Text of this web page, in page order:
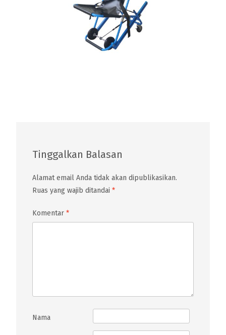
Tinggalkan Balasan
Alamat email Anda tidak akan dipublikasikan.
Ruas yang wajib ditandai *
Komentar *
Nama